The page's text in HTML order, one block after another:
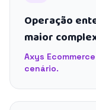
Operação
maior
Axys
cenário.